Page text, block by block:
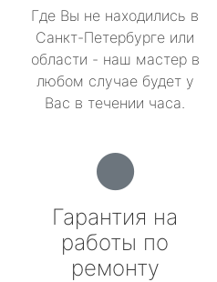
Где Вы не находились в
Санкт-Петербурге или
области - наш мастер в
любом случае будет у
Вас в течении часа.
Гарантия на
работы по
ремонту